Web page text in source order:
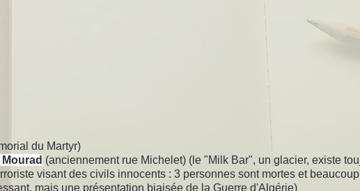
du Martyr)
(anciennement rue Michelet) (le "Milk Bar", un glacier, existe
visant des civils innocents : 3 personnes sont mortes et
mais une présentation biaisée de la Guerre d'Algérie)